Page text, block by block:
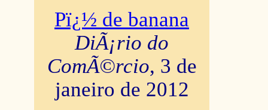
Pï¿½ de banana
DiÃ¡rio do
ComÃ©rcio, 3 de
janeiro de 2012